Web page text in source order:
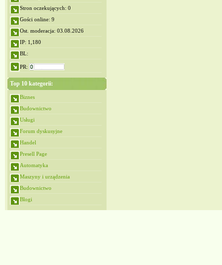
Stron oczekujących: 0
Gości online: 9
Ost. moderacja: 03.08.2026
IP: 1,180
BL:
PR:
Top 10 kategorii:
Biznes
Budownictwo
Usługi
Forum dyskusyjne
Handel
Presell Page
Automatyka
Maszyny i urządzenia
Budownictwo
Blogi